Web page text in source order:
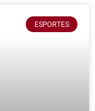
ESPORTES